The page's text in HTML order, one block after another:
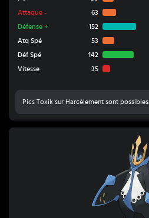
Attaque - 63
Défense + 152
Atq Spé
53
Déf Spé
142
Vitesse
35
Pics Toxik sur Harcèlement sont possibles.